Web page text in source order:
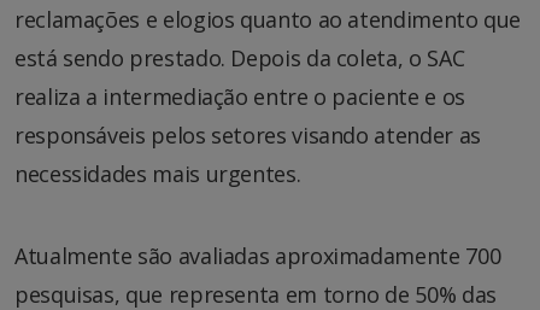
reclamações e elogios quanto ao atendimento que
está sendo prestado. Depois da coleta, o SAC
realiza a intermediação entre o paciente e os
responsáveis pelos setores visando atender as
necessidades mais urgentes.
Atualmente são avaliadas aproximadamente 700
pesquisas, que representa em torno de 50% das